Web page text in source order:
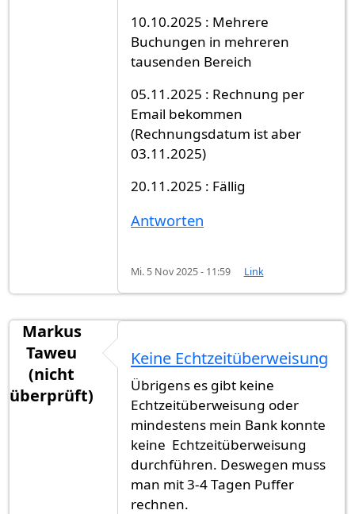
10.10.2025 : Mehrere
Buchungen in mehreren
tausenden Bereich
05.11.2025 : Rechnung per
Email bekommen
(Rechnungsdatum ist aber
03.11.2025)
20.11.2025 : Fällig
Antworten
Mi. 5 Nov 2025 - 11:59 Link
Markus
Taweu
(nicht
überprüft)
Keine Echtzeitüberweisung
Übrigens es gibt keine
Echtzeitüberweisung oder
mindestens mein Bank konnte
keine Echtzeitüberweisung
durchführen. Deswegen muss
man mit 3-4 Tagen Puffer
rechnen.